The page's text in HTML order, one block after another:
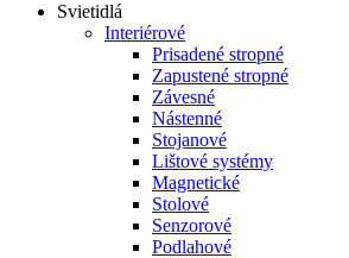
Svietidlá
Interiérové
Prisadené stropné
Zapustené stropné
Závesné
Nástenné
Stojanové
Lištové systémy
Magnetické
Stolové
Senzorové
Podlahové